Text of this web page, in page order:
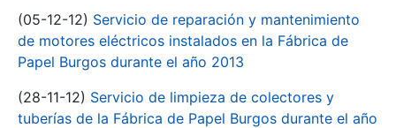
(05-12-12) Servicio de reparación y mantenimiento
de motores eléctricos instalados en la Fábrica de
Papel Burgos durante el año 2013
(28-11-12) Servicio de limpieza de colectores y
tuberías de la Fábrica de Papel Burgos durante el año